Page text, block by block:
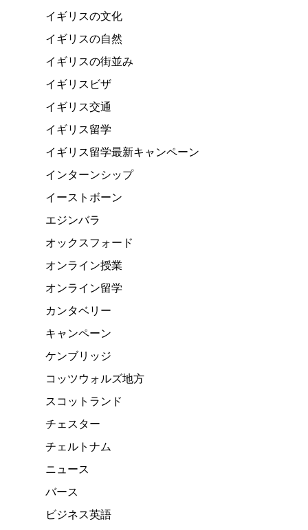
イギリスの文化
イギリスの自然
イギリスの街並み
イギリスビザ
イギリス交通
イギリス留学
イギリス留学最新キャンペーン
インターンシップ
イーストボーン
エジンバラ
オックスフォード
オンライン授業
オンライン留学
カンタベリー
キャンペーン
ケンブリッジ
コッツウォルズ地方
スコットランド
チェスター
チェルトナム
ニュース
バース
ビジネス英語